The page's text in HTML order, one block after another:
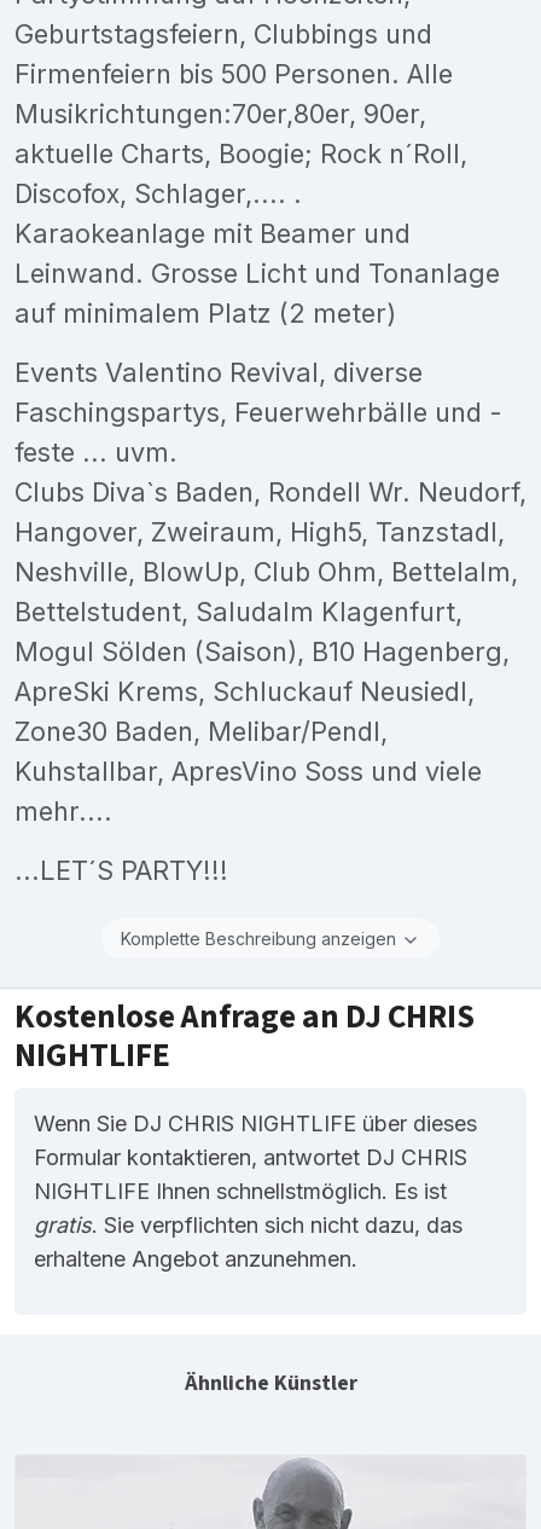
Geburtstagsfeiern, Clubbings und
Firmenfeiern bis 500 Personen. Alle
Musikrichtungen:70er,80er, 90er,
aktuelle Charts, Boogie; Rock n´Roll,
Discofox, Schlager,.... .
Karaokeanlage mit Beamer und
Leinwand. Grosse Licht und Tonanlage
auf minimalem Platz (2 meter)
Events Valentino Revival, diverse
Faschingspartys, Feuerwehrbälle und -
feste ... uvm.
Clubs Diva`s Baden, Rondell Wr. Neudorf,
Hangover, Zweiraum, High5, Tanzstadl,
Neshville, BlowUp, Club Ohm, Bettelalm,
Bettelstudent, Saludalm Klagenfurt,
Mogul Sölden (Saison), B10 Hagenberg,
ApreSki Krems, Schluckauf Neusiedl,
Zone30 Baden, Melibar/Pendl,
Kuhstallbar, ApresVino Soss und viele
mehr....
...LET´S PARTY!!!
Komplette Beschreibung anzeigen
Kostenlose Anfrage an DJ CHRIS
NIGHTLIFE
Wenn Sie DJ CHRIS NIGHTLIFE über dieses
Formular kontaktieren, antwortet DJ CHRIS
NIGHTLIFE Ihnen schnellstmöglich. Es ist
gratis. Sie verpflichten sich nicht dazu, das
erhaltene Angebot anzunehmen.
Ähnliche Künstler